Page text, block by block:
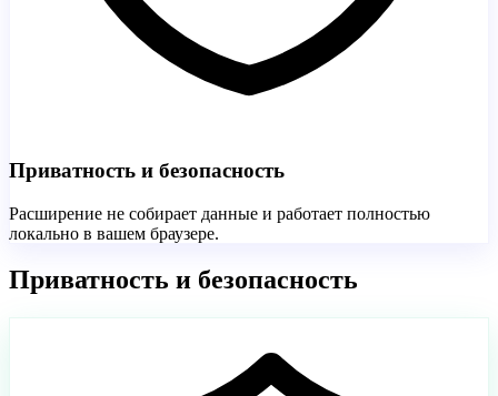
Приватность и безопасность
Расширение не собирает данные и работает полностью
локально в вашем браузере.
Приватность и безопасность